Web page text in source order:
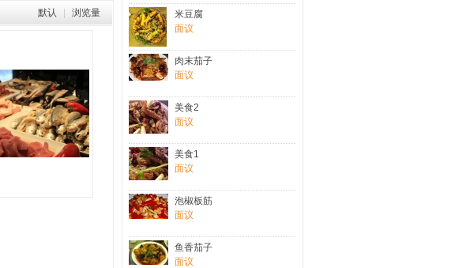
默认 浏览量
米豆腐
面议
肉末茄子
面议
美食2
面议
美食1
面议
泡椒板筋
面议
鱼香茄子
面议